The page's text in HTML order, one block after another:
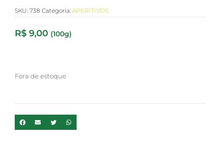
SKU: 738 Categoria: APERITIVOS
R$ 9,00 (100g)
Fora de estoque